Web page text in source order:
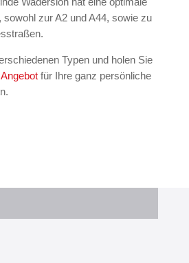
sowohl zur A2 und A44, sowie zu
Typen und holen Sie
für Ihre ganz persönliche